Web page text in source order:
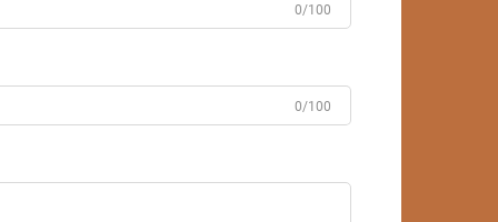
0/100
0/100